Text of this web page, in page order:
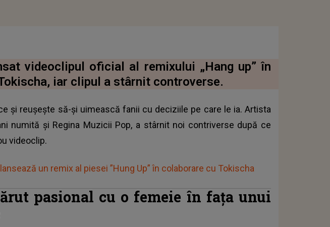
videoclipul oficial al remixului „Hang up” în
iar clipul a stârnit controverse.
și reușește să-și uimească fanii cu deciziile pe care le ia. Artista
numită și Regina Muzicii Pop, a stârnit noi contriverse după ce
videoclip.
un remix al piesei ”Hung Up” în colaborare cu Tokischa
pasional cu o femeie în fața unui